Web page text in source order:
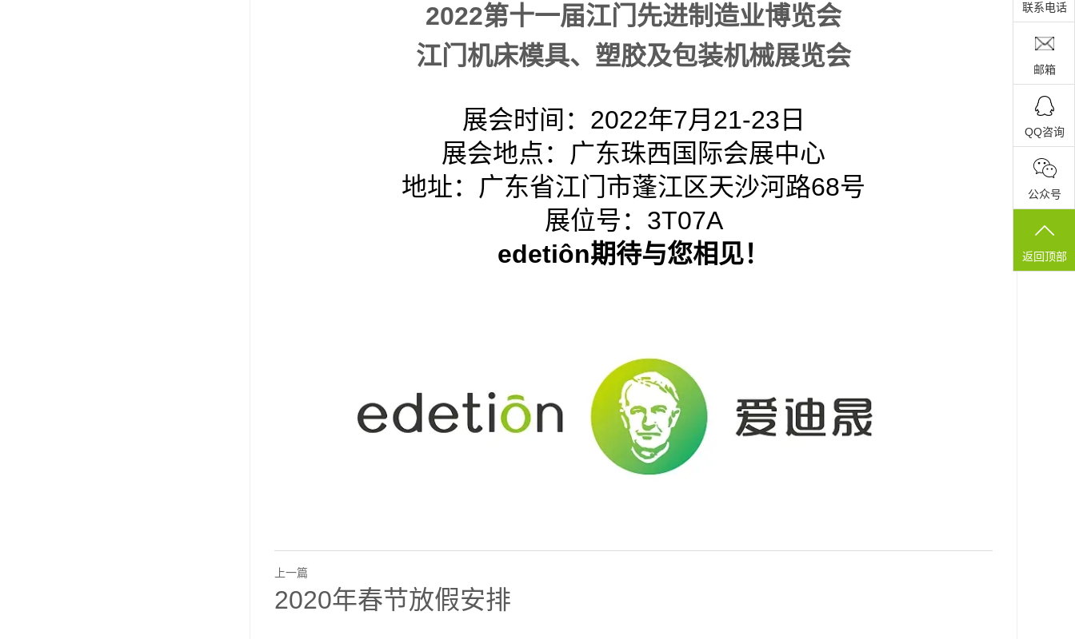
2022第十一届江门先进制造业博览会
江门机床模具、塑胶及包装机械展览会
展会时间： 2022年7月21-23日
展会地点：广东珠西国际会展中心
地址：广东省江门市蓬江区天沙河路68号
展位号： 3T07A
edetiôn期待与您相见！
上一篇
2020年春节放假安排
联系电话
邮箱
QQ咨询
公众号
返回顶部